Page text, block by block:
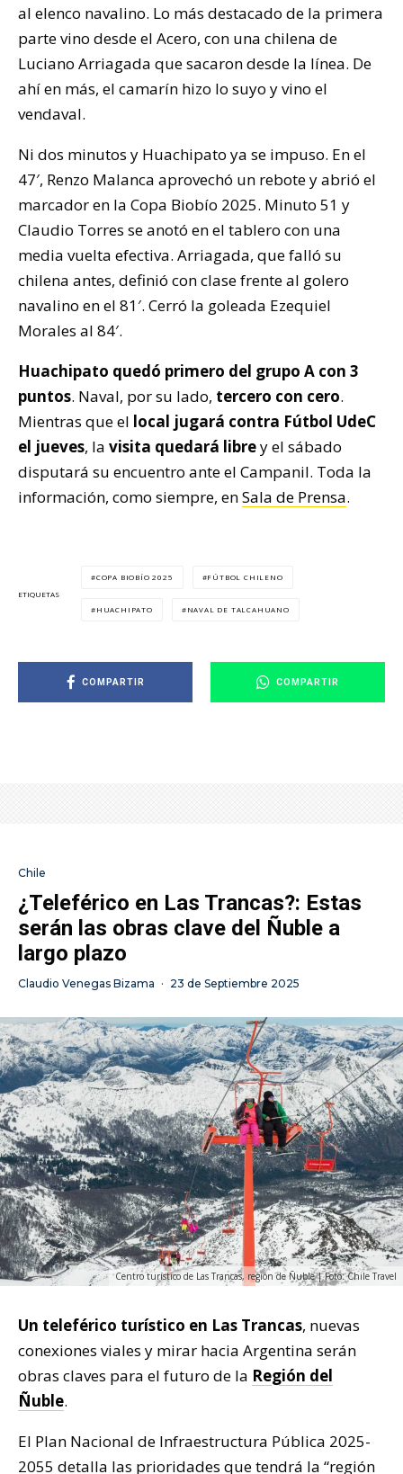
al elenco navalino. Lo más destacado de la primera
parte vino desde el Acero, con una chilena de
Luciano Arriagada que sacaron desde la línea. De
ahí en más, el camarín hizo lo suyo y vino el
vendaval.
Ni dos minutos y Huachipato ya se impuso. En el
47′, Renzo Malanca aprovechó un rebote y abrió el
marcador en la Copa Biobío 2025. Minuto 51 y
Claudio Torres se anotó en el tablero con una
media vuelta efectiva. Arriagada, que falló su
chilena antes, definió con clase frente al golero
navalino en el 81′. Cerró la goleada Ezequiel
Morales al 84′.
Huachipato quedó primero del grupo A con 3
puntos. Naval, por su lado, tercero con cero.
Mientras que el local jugará contra Fútbol UdeC
el jueves, la visita quedará librey el sábado
disputará su encuentro ante el Campanil. Toda la
información, como siempre, enSala de Prensa.
ETIQUETAS
COPA BIOBÍO 2025 FÚTBOL CHILENO
HUACHIPATO NAVAL DE TALCAHUANO
COMPARTIR COMPARTIR
Chile
¿Teleférico en Las Trancas?: Estas
serán las obras clave del Ñuble a
largo plazo
Claudio Venegas Bizama · 23 de Septiembre 2025
Centro turístico de Las Trancas, región de Ñuble | Foto: Chile Travel
Un teleférico turístico en Las Trancas, nuevas
conexiones viales y mirar hacia Argentina serán
obras claves para el futuro de la Región del
Ñuble.
El Plan Nacional de Infraestructura Pública 2025-
2055 detalla las prioridades que tendrá la “región